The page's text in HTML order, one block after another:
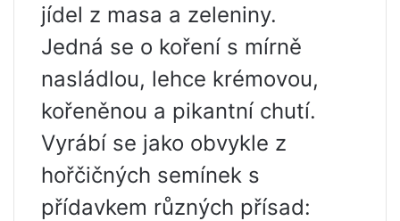
jídel z masa a zeleniny.
Jedná se o koření s mírně
nasládlou, lehce krémovou,
kořeněnou a pikantní chutí.
Vyrábí se jako obvykle z
hořčičných semínek s
přídavkem různých přísad: